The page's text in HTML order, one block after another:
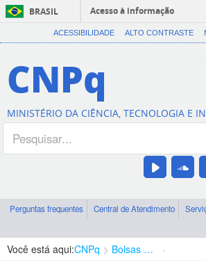
BRASIL
Acesso à informação
ACESSIBILIDADE ALTO CONTRASTE
CNPq
MINISTÉRIO DA CIÊNCIA, TECNOLOGIA E
Perguntas frequentes Central de Atendimento
Você está aqui:CNPq Bolsas e Auxílios Vigentes